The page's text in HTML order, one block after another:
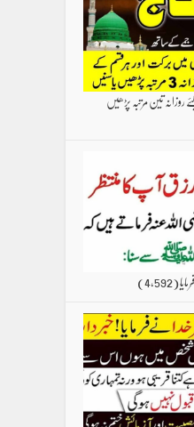
روزانہ تین مرتبہ پڑھیں
(4,592)